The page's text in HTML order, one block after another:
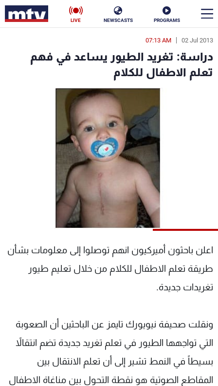
PROGRAMS
NEWSCASTS
LIVE
02 Jul 2013
07:13 AM
دراسة: تغريد الطيور يساعد في فهم
تعلم الاطفال للكلام
اعلن باحثون أميركيون انهم توصلوا إلى معلومات بشأن
طريقة تعلم الاطفال للكلام من خلال تعليم طيور
تغريدات جديدة.
ونقلت صحيفة نيويورك تايمز عن الباحثين أن الصعوبة
التي تواجهها الطيور في تعلم تغريد جديدة تضم انتقالاً
بسيطاً في النمط تشير إلى أن تعلم الانتقال بين
المقاطع الصوتية هو نقطة التحول بين مناغاة الاطفال
en
الأخبار
ناس
رياضة
شاهد البرامج
عن MTV
الإنـتـاج
لاعلاناتكم
وظائف